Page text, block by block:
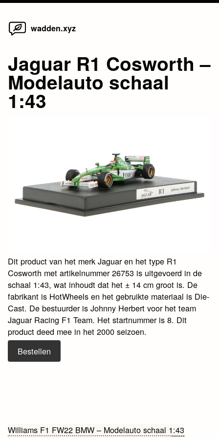
Skip
wadden.xyz
Jaguar R1 Cosworth –
Modelauto schaal
1:43
Dit product van het merk Jaguar en het type R1
Cosworth met artikelnummer 26753 is uitgevoerd in de
schaal 1:43, wat inhoudt dat het ± 14 cm groot is. De
fabrikant is HotWheels en het gebruikte materiaal is Die-
Cast. De bestuurder is Johnny Herbert voor het team
Jaguar Racing F1 Team. Het startnummer is 8. Dit
product deed mee in het 2000 seizoen.
Bestellen
Bericht
Williams F1 FW22 BMW – Modelauto schaal 1:43